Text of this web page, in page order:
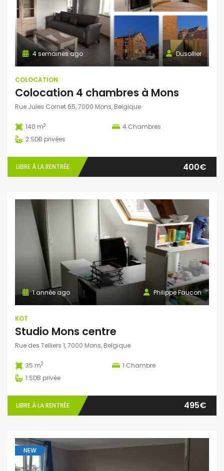
Dusollier
4 semaines ago
COLOCATION
Colocation 4 chambres à Mons
Rue Jules Cornet 65, 7000 Mons, Belgique
140 m2 4 Chambres
2 SDB privées
LIBRE À LA RENTRÉE 400€
Philippe Faucon
1 année ago
KOT
Studio Mons centre
Rue des Telliers 1, 7000 Mons, Belgique
35 m2 1 Chambre
1 SDB privée
LIBRE À LA RENTRÉE 495€
NEW